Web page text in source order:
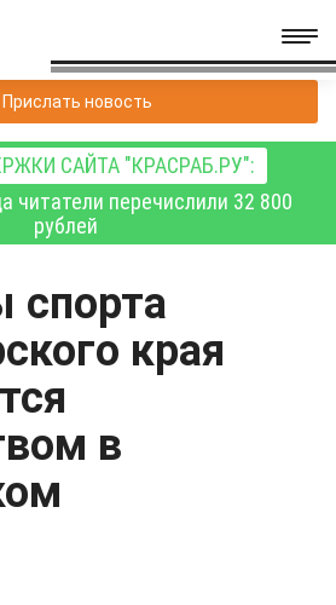
Прислать новость
САЙТА "КРАСРАБ.РУ":
читатели перечислили 32 800
рублей
спорта
края
в